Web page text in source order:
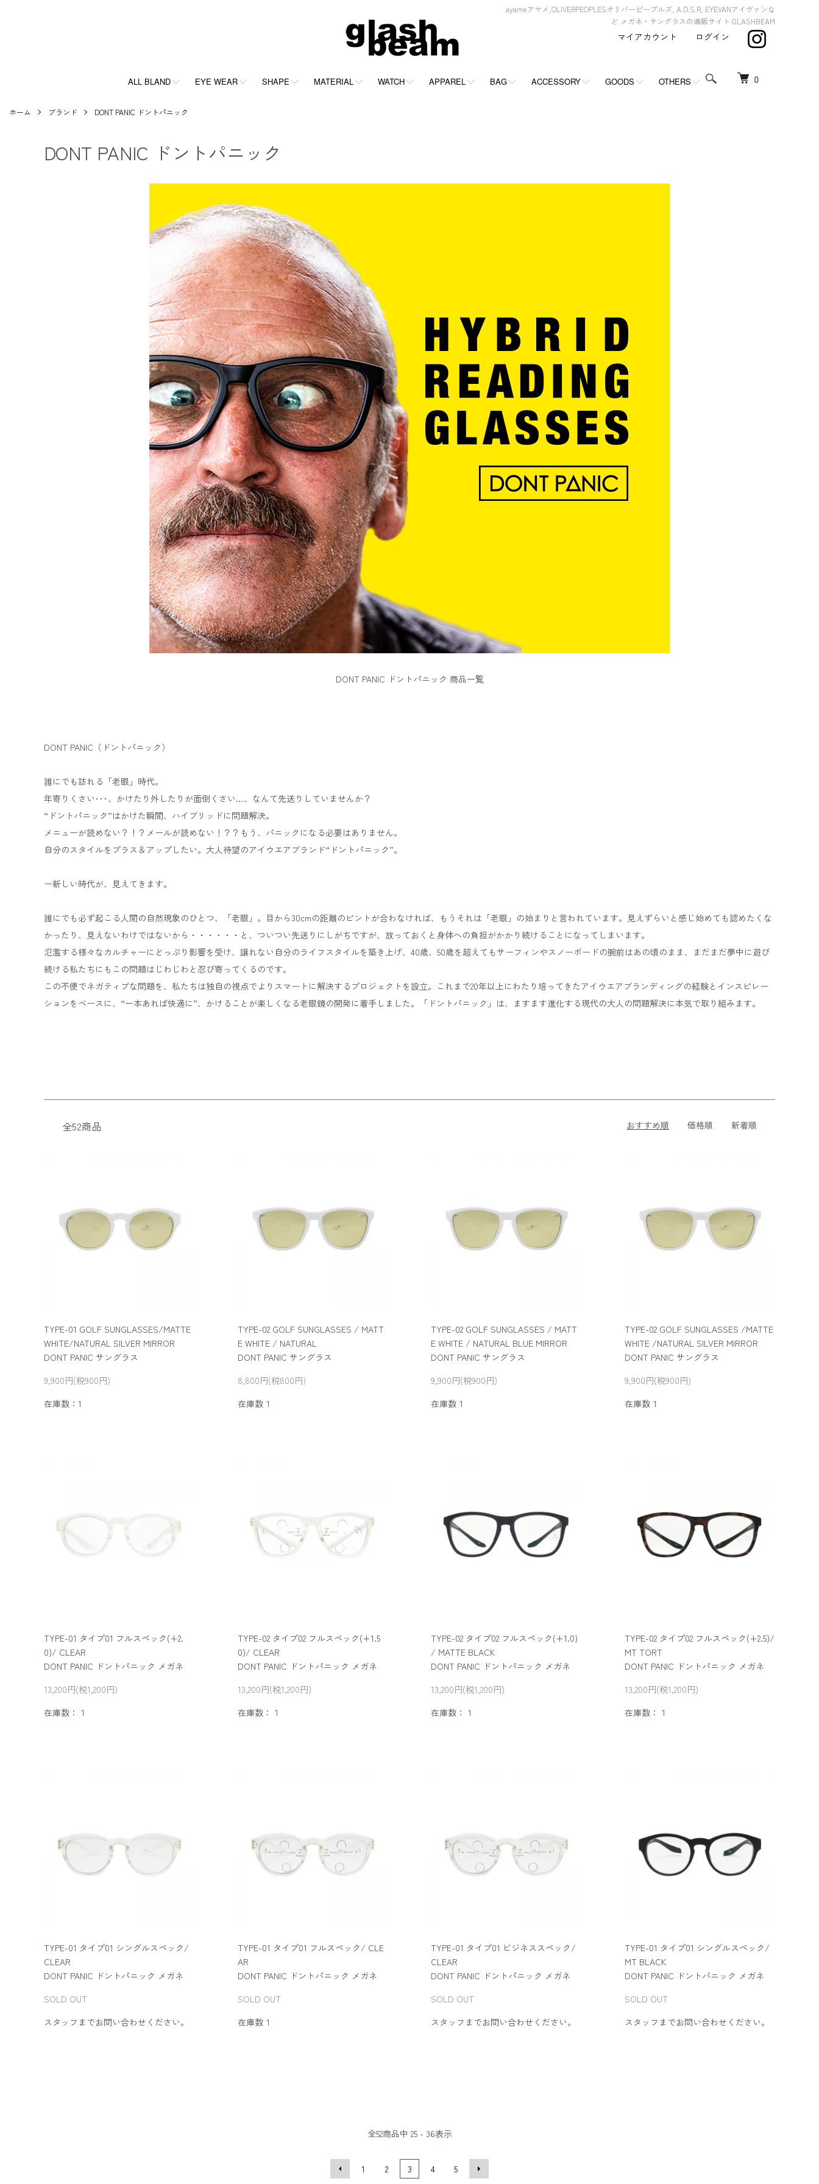
ayameアヤメ,OLIVERPEOPLESオリバーピープルズ, A.D.S.R, EYEVANアイヴァンな
ど メガネ・サングラスの通販サイト GLASHBEAM
0
ALL BLAND EYE WEAR SHAPE MATERIAL WATCH APPAREL BAG ACCESSORY GOODS OTHERS
マイアカウント ログイン
ホーム ブランド DONT PANIC ドントパニック
DONT PANIC ドントパニック
DONT PANIC ドントパニック 商品一覧
DONT PANIC（ドントパニック）
誰にでも訪れる「老眼」時代。
年寄りくさい･･･、かけたり外したりが面倒くさい…、なんて先送りしていませんか？
“ドントパニック”はかけた瞬間、ハイブリッドに問題解決。
メニューが読めない？！？メールが読めない！？？もう、パニックになる必要はありません。
自分のスタイルをプラス＆アップしたい。大人待望のアイウエアブランド“ドントパニック”。
ー新しい時代が、見えてきます。
誰にでも必ず起こる人間の自然現象のひとつ、「老眼」。目から30cmの距離のピントが合わなければ、もうそれは「老眼」の始まりと言われています。見えずらいと感じ始めても認めたくな
かったり、見えないわけではないから・・・・・・と、ついつい先送りにしがちですが、放っておくと身体への負担がかかり続けることになってしまいます。
氾濫する様々なカルチャーにどっぷり影響を受け、譲れない自分のライフスタイルを築き上げ、40歳、50歳を超えてもサーフィンやスノーボードの腕前はあの頃のまま、まだまだ夢中に遊び
続ける私たちにもこの問題はじわじわと忍び寄ってくるのです。
この不便でネガティブな問題を、私たちは独自の視点でよりスマートに解決するプロジェクトを設立。これまで20年以上にわたり培ってきたアイウエアブランディングの経験とインスピレー
ションをベースに、“一本あれば快適に”、かけることが楽しくなる老眼鏡の開発に着手しました。「ドントパニック」は、ますます進化する現代の大人の問題解決に本気で取り組みます。
全52商品 おすすめ順 価格順 新着順
TYPE-01 GOLF SUNGLASSES/MATTE
WHITE/NATURAL SILVER MIRROR
DONT PANIC サングラス
9,900円(税900円)
在庫数：1
TYPE-02 GOLF SUNGLASSES / MATT
E WHITE / NATURAL
DONT PANIC サングラス
8,800円(税800円)
在庫数１
TYPE-02 GOLF SUNGLASSES / MATT
E WHITE / NATURAL BLUE MIRROR
DONT PANIC サングラス
9,900円(税900円)
在庫数１
TYPE-02 GOLF SUNGLASSES /MATTE
WHITE /NATURAL SILVER MIRROR
DONT PANIC サングラス
9,900円(税900円)
在庫数１
TYPE-01 タイプ01 フルスペック(+2.
0)/ CLEAR
DONT PANIC ドントパニック メガネ
13,200円(税1,200円)
在庫数：１
TYPE-02 タイプ02 フルスペック(+1.5
0)/ CLEAR
DONT PANIC ドントパニック メガネ
13,200円(税1,200円)
在庫数：１
TYPE-02 タイプ02 フルスペック(+1.0)
/ MATTE BLACK
DONT PANIC ドントパニック メガネ
13,200円(税1,200円)
在庫数：１
TYPE-02 タイプ02 フルスペック(+2.5)/
MT TORT
DONT PANIC ドントパニック メガネ
13,200円(税1,200円)
在庫数：１
TYPE-01 タイプ01 シングルスペック/
CLEAR
DONT PANIC ドントパニック メガネ
SOLD OUT
スタッフまでお問い合わせください。
TYPE-01 タイプ01 フルスペック/ CLE
AR
DONT PANIC ドントパニック メガネ
SOLD OUT
在庫数１
TYPE-01 タイプ01 ビジネススペック/
CLEAR
DONT PANIC ドントパニック メガネ
SOLD OUT
スタッフまでお問い合わせください。
TYPE-01 タイプ01 シングルスペック/
MT BLACK
DONT PANIC ドントパニック メガネ
SOLD OUT
スタッフまでお問い合わせください。
全52商品中 25 - 36表示
1 2 3 4 5